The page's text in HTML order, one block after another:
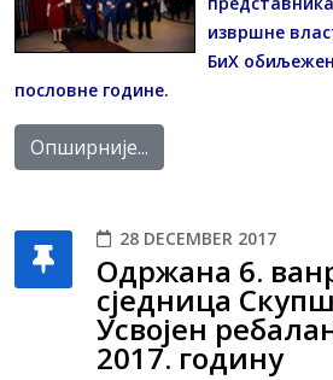
извршне
БиХ
пословне године.
Опширније...
28 DECEMBER 2017
Одржана 6.
сједница
Усвојен
2017. годину